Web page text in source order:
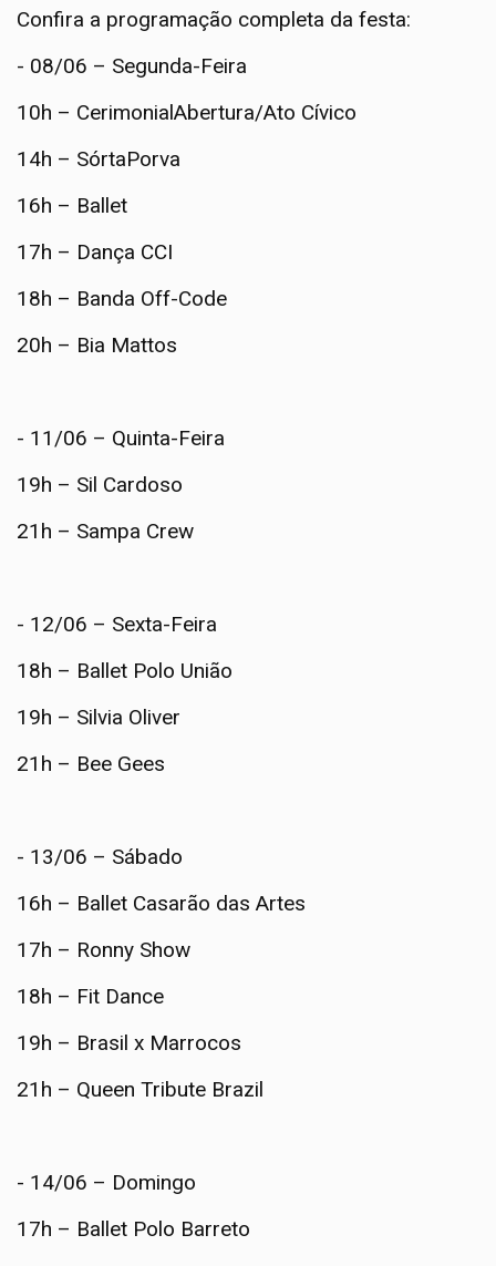
Confira a programação completa da festa:
- 08/06 – Segunda-Feira
10h – CerimonialAbertura/Ato Cívico
14h – SórtaPorva
16h – Ballet
17h – Dança CCI
18h – Banda Off-Code
20h – Bia Mattos
- 11/06 – Quinta-Feira
19h – Sil Cardoso
21h – Sampa Crew
- 12/06 – Sexta-Feira
18h – Ballet Polo União
19h – Silvia Oliver
21h – Bee Gees
- 13/06 – Sábado
16h – Ballet Casarão das Artes
17h – Ronny Show
18h – Fit Dance
19h – Brasil x Marrocos
21h – Queen Tribute Brazil
- 14/06 – Domingo
17h – Ballet Polo Barreto